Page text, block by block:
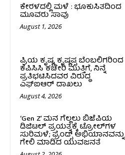
ಕೇರಳದಲ್ಲಿ ಮಳೆ : ಭೂಕುಸಿತದಿಂದ
ಮೂವರು ಸಾವು
August 1, 2026
ಪ್ರಿಯ ಕೃಷ್ಣ, ಕೃಷ್ಣಪ್ಪ ಬೆಂಬಲಿಗರಿಂದ
ಕೆಪಿಸಿಸಿ ಕಚೇರಿ ಮುತ್ತಿಗೆ, ನಿನ್ನೆ
ಪ್ರತಿಭಟಿಸಿದವರ ವಿರುದ್ಧ
ಎಫ್‌ಐಆರ್‌ ದಾಖಲು
August 4, 2026
‘Gen Z’ ಮನ ಗೆಲ್ಲಲು ಬಿಜೆಪಿಯ
ಡಿಜಿಟಲ್ ಪ್ರಯತ್ನಕ್ಕೆ ಟ್ರೋಲ್‌ಗಳ
ಸುರಿಮಳೆ; ಫ್ರೆಂಡ್ಸ್ ಅಭಿಯಾನವನ್ನು
ಗೇಲಿ ಮಾಡಿದ ಯುವಜನತೆ